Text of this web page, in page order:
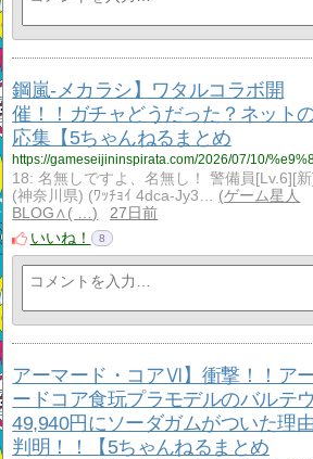
鋼嵐‐メカラシ】ワタルコラボ開
催！！ガチャどうだった？ネット
応集【5ちゃんねるまとめ
18: 名無しですよ、名無し！ 警備員[Lv.6][新]
(神奈川県) (ﾜｯﾁｮｲ 4dca-Jy3…
ゲーム星人
BLOG∧( …
27日前
いいね！
8
アーマード・コアⅥ】衝撃！！ア
ードコア食玩プラモデルのバルテ
49,940円にソーダガムがついた理
判明！！【5ちゃんねるまとめ